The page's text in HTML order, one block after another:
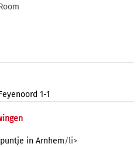
1-1
in Arnhem/li>